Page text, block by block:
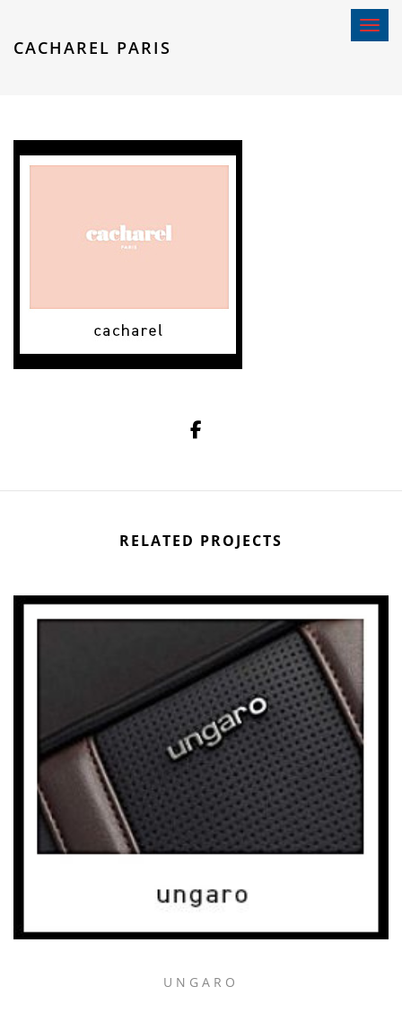
Toggle
CACHAREL PARIS
RELATED PROJECTS
UNGARO